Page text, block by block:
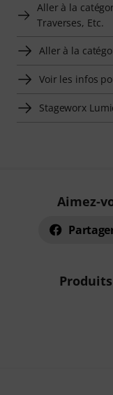
Aller à la
Traverses, Etc.
Aller à la
Voir les infos
Stageworx
Aimez-